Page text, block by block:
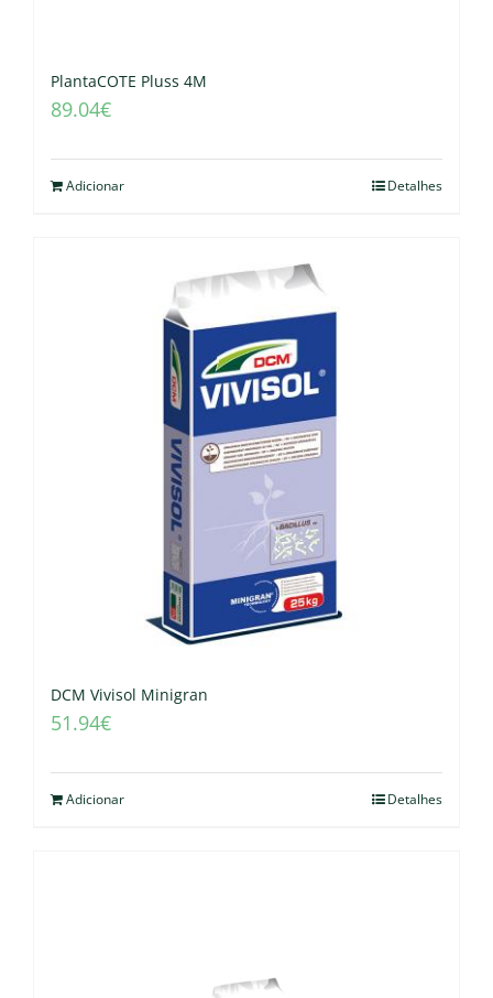
PlantaCOTE Pluss 4M
89.04€
Adicionar Detalhes
DCM Vivisol Minigran
51.94€
Adicionar Detalhes